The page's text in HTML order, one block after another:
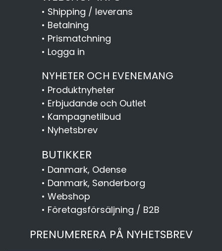
• Shipping / leverans
• Betalning
• Prismatchning
• Logga in
NYHETER OCH EVENEMANG
• Produktnyheter
• Erbjudande och Outlet
• Kampagnetilbud
• Nyhetsbrev
BUTIKKER
• Danmark, Odense
• Danmark, Sønderborg
• Webshop
• Företagsförsäljning / B2B
PRENUMERERA PÅ NYHETSBREV